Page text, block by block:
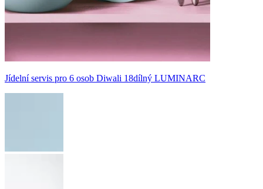
Jídelní servis pro 6 osob Diwali 18dílný LUMINARC